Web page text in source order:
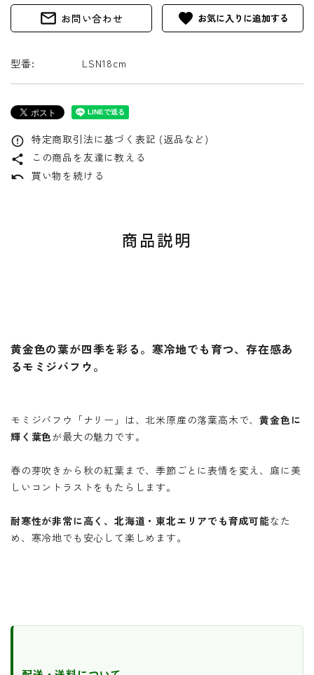
mail_outline お問い合わせ favorite
型番: LSN18cm
error_outline 特定商取引法に基づく表記 (返品など)
share
この商品を友達に教える
undo 買い物を続ける
商品説明
黄金色の葉が四季を彩る。寒冷地でも育つ、存在感あ
るモミジバフウ。
モミジバフウ「ナリー」は、北米原産の落葉高木で、黄金色に
輝く葉色が最大の魅力です。
春の芽吹きから秋の紅葉まで、季節ごとに表情を変え、庭に美
しいコントラストをもたらします。
耐寒性が非常に高く、北海道・東北エリアでも育成可能なた
め、寒冷地でも安心して楽しめます。